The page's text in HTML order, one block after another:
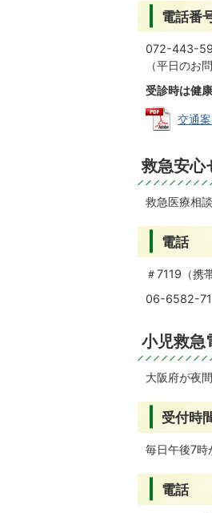
電話番
072-443-
（平日のお
受診時は健
交通
救急安心
救急医療相
電話
＃7119（携
06-6582-
小児救急
大阪府が夜
受付時
毎日午後7時
電話